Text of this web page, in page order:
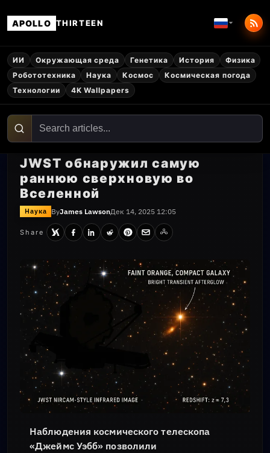
APOLLO THIRTEEN
ИИ Окружающая среда Генетика История
Физика
Робототехника
Наука Космос
Космическая погода
Технологии
4K Wallpapers
JWST обнаружил самую
раннюю сверхновую во
Вселенной
Наука ByJames LawsonДек 14, 2025 12:05
Share
Наблюдения космического телескопа
«Джеймс Уэбб» позволили